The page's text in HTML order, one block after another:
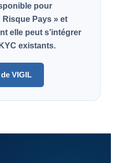
pour
Risque Pays » et
elle peut s’intégrer
existants.
VIGIL